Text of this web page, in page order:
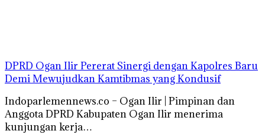
DPRD Ogan Ilir Pererat Sinergi dengan Kapolres Baru
Demi Mewujudkan Kamtibmas yang Kondusif
Indoparlemennews.co – Ogan Ilir | Pimpinan dan
Anggota DPRD Kabupaten Ogan Ilir menerima
kunjungan kerja…